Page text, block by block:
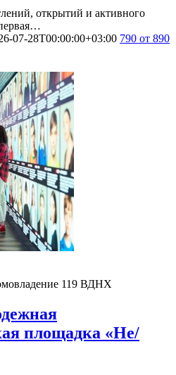
открытий и активного
07-28T00:00:00+03:00 790 от 890
119 ВДНХ
площадка «Не/